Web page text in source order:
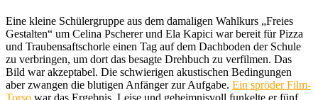
Eine kleine Schülergruppe aus dem damaligen Wahlkurs „Freies
Gestalten“ um Celina Pscherer und Ela Kapici war bereit für Pizza
und Traubensaftschorle einen Tag auf dem Dachboden der Schule
zu verbringen, um dort das besagte Drehbuch zu verfilmen. Das
Bild war akzeptabel. Die schwierigen akustischen Bedingungen
aber zwangen die blutigen Anfänger zur Aufgabe. Ein spröder Film-
Torso war das Ergebnis. Leise und geheimnisvoll funkelte er fünf